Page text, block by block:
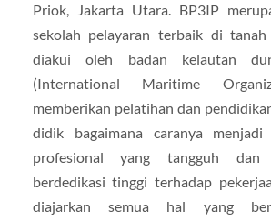
Priok, Jakarta Utara. BP3IP
sekolah pelayaran terbaik di
diakui oleh badan kelautan
(International Maritime
memberikan pelatihan dan
didik bagaimana caranya
profesional yang tangguh dan
berdedikasi tinggi terhadap
diajarkan semua hal yang